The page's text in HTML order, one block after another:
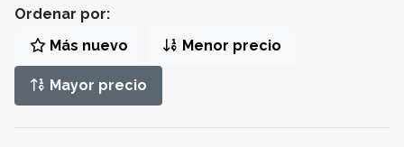
Ordenar por:
Más nuevo
Menor precio
Mayor precio